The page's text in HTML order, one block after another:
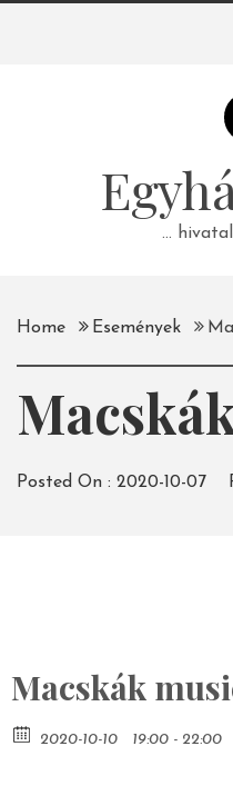
…
Home Események
Posted On : 2020-10-07
Macskák
2020-10-10 19:00 - 22:00